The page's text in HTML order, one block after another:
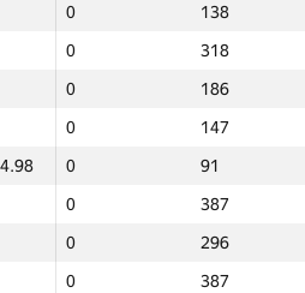
0
138
0
318
0
186
0
147
0
91
0
387
0
296
0
387
Total
NGP30 Sum Min place